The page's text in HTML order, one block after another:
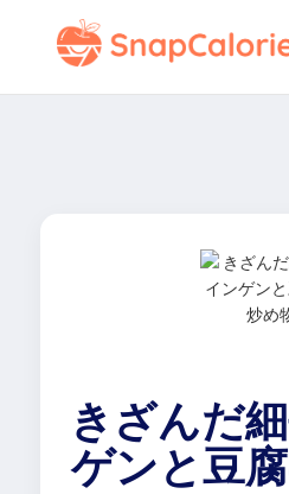
きざんだ
ゲンと豆